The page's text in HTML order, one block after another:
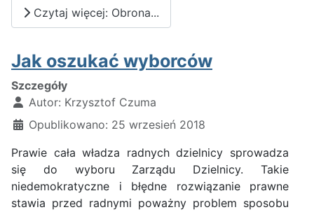
Czytaj więcej: Obrona...
Jak oszukać wyborców
Szczegóły
Autor: Krzysztof Czuma
Opublikowano: 25 wrzesień 2018
Prawie cała władza radnych dzielnicy sprowadza
się do wyboru Zarządu Dzielnicy. Takie
niedemokratyczne i błędne rozwiązanie prawne
stawia przed radnymi poważny problem sposobu